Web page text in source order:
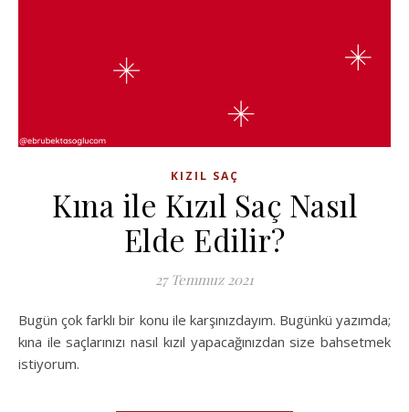
KIZIL SAÇ
Kına ile Kızıl Saç Nasıl
Elde Edilir?
27 Temmuz 2021
Bugün çok farklı bir konu ile karşınızdayım. Bugünkü yazımda;
kına ile saçlarınızı nasıl kızıl yapacağınızdan size bahsetmek
istiyorum.